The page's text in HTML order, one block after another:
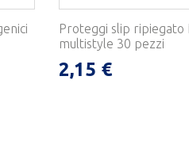
Proteggi slip ripiegato
multistyle 30 pezzi
2,15 €